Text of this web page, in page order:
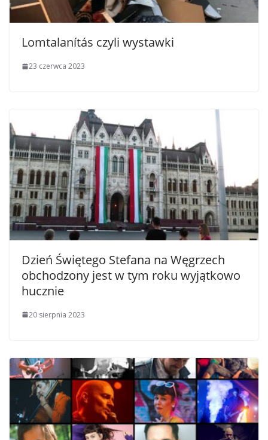
Lomtalanítás czyli wystawki
23 czerwca 2023
Dzień Świętego Stefana na Węgrzech
obchodzony jest w tym roku wyjątkowo
hucznie
20 sierpnia 2023